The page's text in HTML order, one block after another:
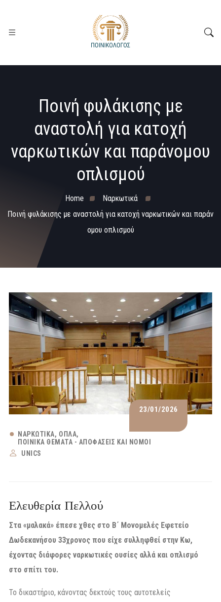
Ποινή φυλάκισης με
αναστολή για κατοχή
ναρκωτικών και παράνομου
οπλισμού
Home
Ναρκωτικά
Ποινή φυλάκισης με αναστολή για κατοχή ναρκωτικών και παράν
ομου οπλισμού
23/01/2026
ΝΑΡΚΩΤΙΚΆ
ΌΠΛΑ
ΠΟΙΝΙΚΆ ΘΈΜΑΤΑ - ΑΠΟΦΆΣΕΙΣ ΚΑΙ ΝΌΜΟΙ
UNICS
Ελευθερία Πελλού
Στα «μαλακά» έπεσε χθες στο Β΄ Μονομελές Εφετείο
Δωδεκανήσου 33χρονος που είχε συλληφθεί στην Κω,
έχοντας διάφορες ναρκωτικές ουσίες αλλά και οπλισμό
στο σπίτι του.
Το δικαστήριο, κάνοντας δεκτούς τους αυτοτελείς